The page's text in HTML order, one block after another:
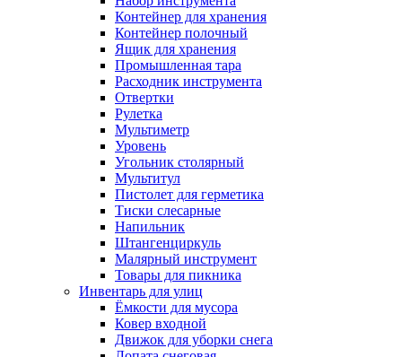
Контейнер для хранения
Контейнер полочный
Ящик для хранения
Промышленная тара
Расходник инструмента
Отвертки
Рулетка
Мультиметр
Уровень
Угольник столярный
Мультитул
Пистолет для герметика
Тиски слесарные
Напильник
Штангенциркуль
Малярный инструмент
Товары для пикника
Инвентарь для улиц
Ёмкости для мусора
Ковер входной
Движок для уборки снега